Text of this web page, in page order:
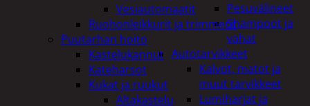
Pesuvälineet
Shampoot ja
vahat
Autotarvikkeet
Kalvot, matot ja
muut tarvikkeet
Lumiharjat ja
Vesiautomaatit
Ruohonleikkurit ja trimmerit
Puutarhan hoito
Kastelukannut
Kateharsot
Kukat ja ruukut
Altakastelu